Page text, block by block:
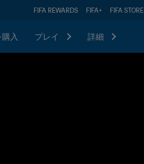
FIFA REWARDS FIFA+ FIFA STORE
入 プレイ 詳細